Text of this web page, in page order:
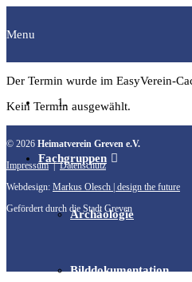
Menu
Startseite
Fachgruppen
Archäologie
Bilddokumentation
Der Termin wurde im EasyVerein-
Kein Termin ausgewählt.
© 2026 Heimatverein Greven e.V.
Impressum|Datenschutz
Webdesign: Markus Olesch | design the future
Gefördert durch die Stadt Greven